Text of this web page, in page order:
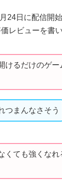
24日に配信開始
レビューを書
けるだけのゲー
つまんなさそう
くても強くな